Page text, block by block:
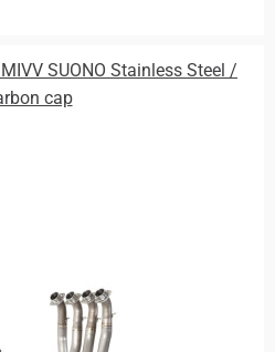
SUONO Stainless Steel /
cap